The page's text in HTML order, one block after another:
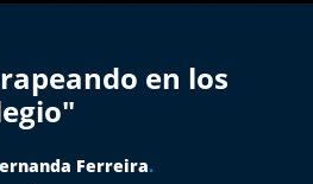
Mosciatti
en los
Ferreira.